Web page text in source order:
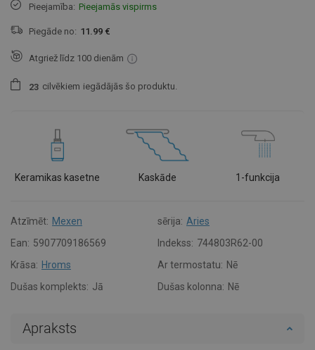
Pieejamība: Pieejamās vispirms
Piegāde no: 11.99 €
Atgriež līdz 100 dienām
23 cilvēkiem iegādājās šo produktu.
Keramikas kasetne Kaskāde 1-funkcija
Atzīmēt: Mexen sērija: Aries
Ean: 5907709186569 Indekss: 744803R62-00
Krāsa: Hroms Ar termostatu: Nē
Dušas komplekts: Jā Dušas kolonna: Nē
Apraksts